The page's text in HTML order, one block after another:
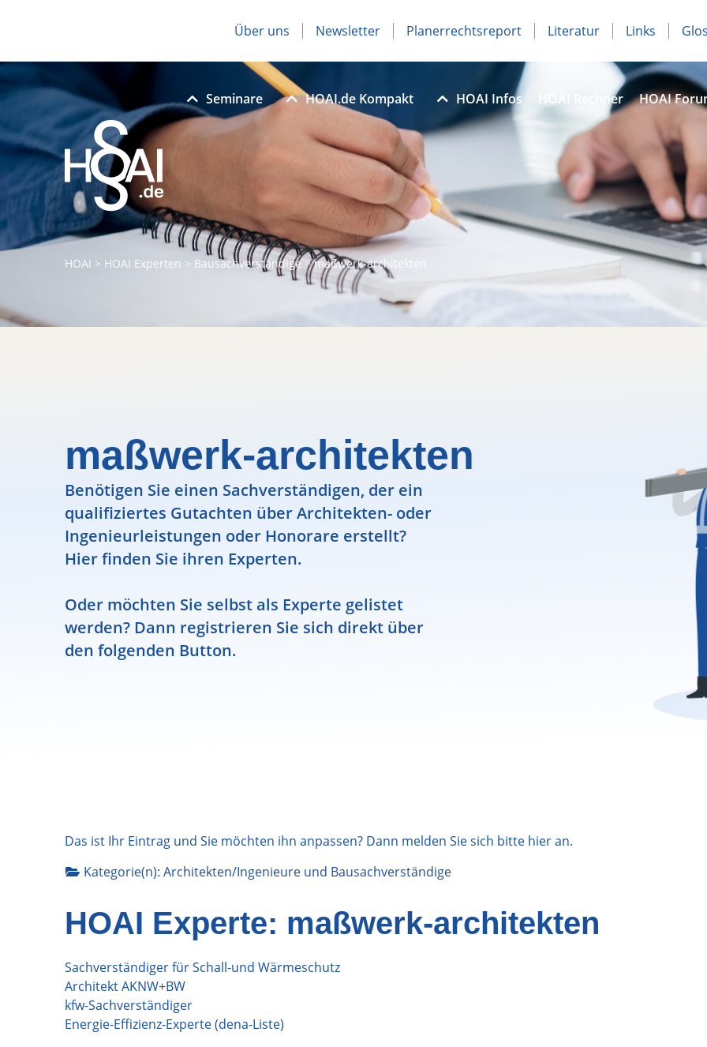
Über uns Newsletter Planerrechtsreport Literatur Links
Seminare HOAI.de Kompakt HOAI Infos HOAI Rechner HOAI
HOAI > HOAI Experten > Bausachverständige>maßwerk-architekten
maßwerk-architekten
Benötigen Sie einen Sachverständigen, der ein
qualifiziertes Gutachten über Architekten- oder
Ingenieurleistungen oder Honorare erstellt?
Hier finden Sie ihren Experten.
Oder möchten Sie selbst als Experte gelistet
werden? Dann registrieren Sie sich direkt über
den folgenden Button.
Das ist Ihr Eintrag und Sie möchten ihn anpassen? Dann melden Sie sich bitte hieran.
Kategorie(n): Architekten/Ingenieure und Bausachverständige
HOAI Experte: maßwerk-architekten
Sachverständiger für Schall-und Wärmeschutz
Architekt AKNW+BW
kfw-Sachverständiger
Energie-Effizienz-Experte (dena-Liste)